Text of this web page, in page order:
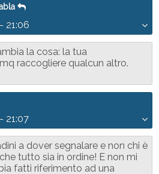
21:06
la cosa: la tua
raccogliere qualcun altro.
21:07
a dover segnalare e non chi è
tutto sia in ordine! E non mi
fatti riferimento ad una